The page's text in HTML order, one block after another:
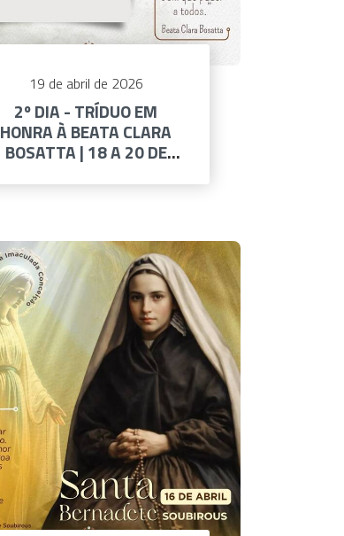
19 de abril de 2026
2º DIA - TRÍDUO EM
HONRA À BEATA CLARA
BOSATTA | 18 A 20 DE